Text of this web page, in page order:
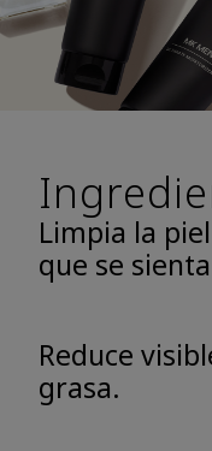
Limpia la
que se
Reduce
grasa.